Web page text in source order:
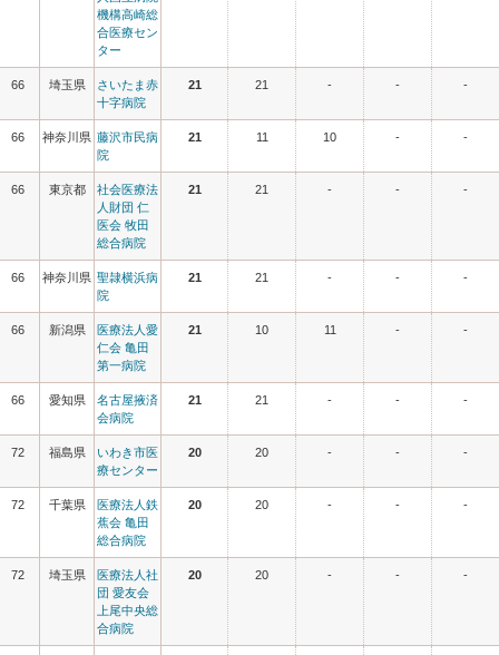
機構高崎総
合医療セン
ター
66 埼玉県
さいたま赤
十字病院
21 21 - - -
66 神奈川県 藤沢市民病
院
21 11 10 - -
66 東京都
社会医療法
人財団 仁
医会 牧田
総合病院
21 21 - - -
66 神奈川県 聖隷横浜病
院
21 21 - - -
66 新潟県
医療法人愛
仁会 亀田
第一病院
21 10 11 - -
66 愛知県
名古屋掖済
会病院
21 21 - - -
72 福島県
いわき市医
療センター
20 20 - - -
72 千葉県
医療法人鉄
蕉会 亀田
総合病院
20 20 - - -
72 埼玉県
医療法人社
団 愛友会
上尾中央総
合病院
20 20 - - -